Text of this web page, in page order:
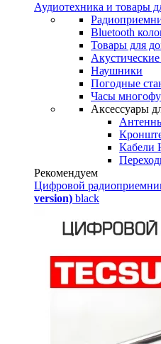
Аудиотехника и товары
Bluetooth
Товары для
Наушники
Погодные
Часы
Аксессуары
Кабели
Рекомендуем
Цифровой
version) black